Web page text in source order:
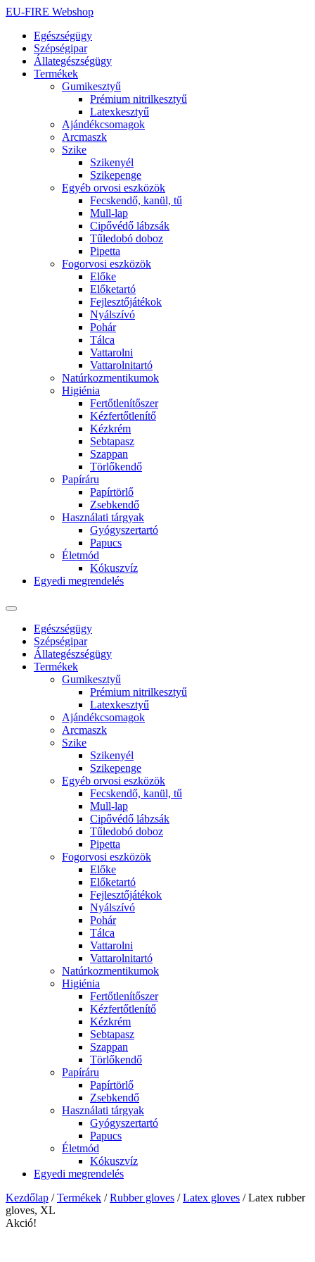
Ugrás
tartalomhoz
EU-FIRE Webshop
Egészségügy
Szépségipar
Állategészségügy
Termékek
Gumikesztyű
Prémium nitrilkesztyű
Latexkesztyű
Ajándékcsomagok
Arcmaszk
Szike
Szikenyél
Szikepenge
Egyéb orvosi eszközök
Fecskendő, kanül, tű
Mull-lap
Cipővédő lábzsák
Tűledobó doboz
Pipetta
Fogorvosi eszközök
Előke
Előketartó
Fejlesztőjátékok
Nyálszívó
Pohár
Tálca
Vattarolni
Vattarolnitartó
Natúrkozmentikumok
Higiénia
Fertőtlenítőszer
Kézfertőtlenítő
Kézkrém
Sebtapasz
Szappan
Törlőkendő
Papíráru
Papírtörlő
Zsebkendő
Használati tárgyak
Gyógyszertartó
Papucs
Életmód
Kókuszvíz
Egyedi megrendelés
Egészségügy
Szépségipar
Állategészségügy
Termékek
Gumikesztyű
Prémium nitrilkesztyű
Latexkesztyű
Ajándékcsomagok
Arcmaszk
Szike
Szikenyél
Szikepenge
Egyéb orvosi eszközök
Fecskendő, kanül, tű
Mull-lap
Cipővédő lábzsák
Tűledobó doboz
Pipetta
Fogorvosi eszközök
Előke
Előketartó
Fejlesztőjátékok
Nyálszívó
Pohár
Tálca
Vattarolni
Vattarolnitartó
Natúrkozmentikumok
Higiénia
Fertőtlenítőszer
Kézfertőtlenítő
Kézkrém
Sebtapasz
Szappan
Törlőkendő
Papíráru
Papírtörlő
Zsebkendő
Használati tárgyak
Gyógyszertartó
Papucs
Életmód
Kókuszvíz
Egyedi megrendelés
Kezdőlap /Termékek /Rubber gloves /Latex gloves / Latex rubber
gloves, XL
Akció!